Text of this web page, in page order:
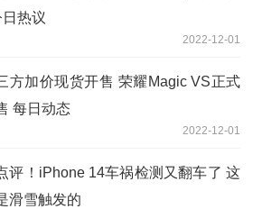
日热议
2022-12-01
方加价现货开售 荣耀Magic VS正式
每日动态
2022-12-01
评！iPhone 14车祸检测又翻车了 这
滑雪触发的